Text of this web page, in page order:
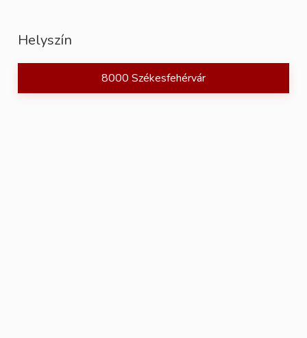
Helyszín
8000 Székesfehérvár